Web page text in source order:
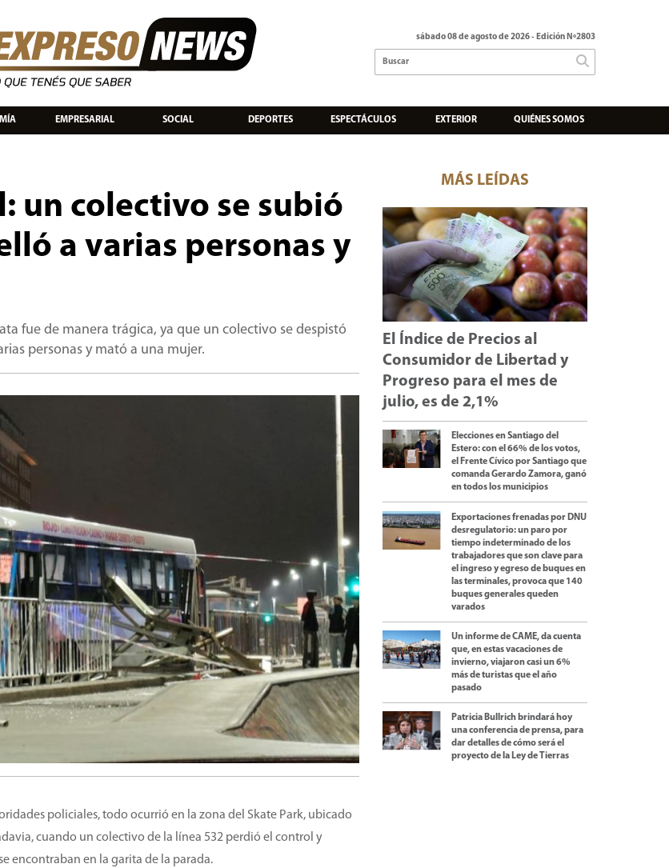
sábado 08 de agosto de 2026- Edición Nº2803
EMPRESARIAL SOCIAL DEPORTES ESPECTÁCULOS EXTERIOR QUIÉNES SOMOS
un colectivo se subió
a varias personas y
fue de manera trágica, ya que un colectivo se despistó
personas y mató a una mujer.
policiales, todo ocurrió en la zona del Skate Park, ubicado
cuando un colectivo de la línea 532 perdió el control y
encontraban en la garita de la parada.
MÁS LEÍDAS
El Índice de Precios al
Consumidor de Libertad y
Progreso para el mes de
julio, es de 2,1%
Elecciones en Santiago del
Estero: con el 66% de los votos,
el Frente Cívico por Santiago que
comanda Gerardo Zamora, ganó
en todos los municipios
Exportaciones frenadas por DNU
desregulatorio: un paro por
tiempo indeterminado de los
trabajadores que son clave para
el ingreso y egreso de buques en
las terminales, provoca que 140
buques generales queden
varados
Un informe de CAME, da cuenta
que, en estas vacaciones de
invierno, viajaron casi un 6%
más de turistas que el año
pasado
Patricia Bullrich brindará hoy
una conferencia de prensa, para
dar detalles de cómo será el
proyecto de la Ley de Tierras